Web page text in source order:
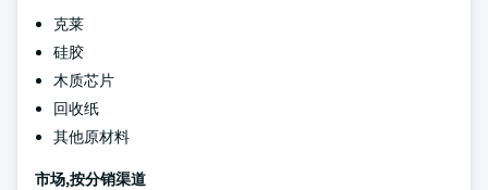
克莱
硅胶
木质芯片
回收纸
其他原材料
市场,按分销渠道